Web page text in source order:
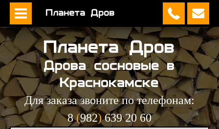
Планета Дров
Планета Дров
Дрова сосновые в
Краснокамскe
Для заказа звоните по телефонам:
8(982)639 20 60